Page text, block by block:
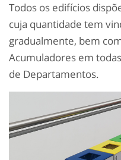
Todos os edifícios
cuja quantidade tem
gradualmente, bem
Acumuladores em
de Departamentos.